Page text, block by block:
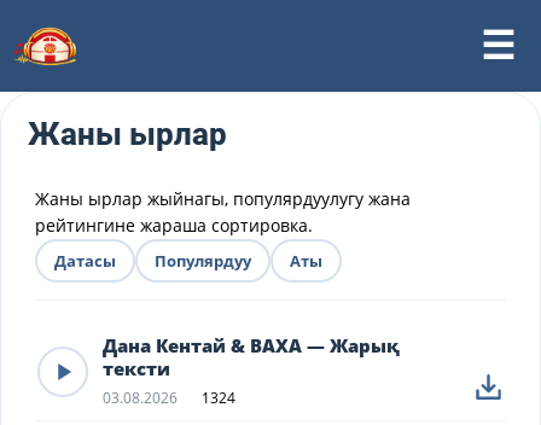
Жаны ырлар
Жаны ырлар жыйнагы, популярдуулугу жана
рейтингине жараша сортировка.
Датасы Популярдуу Аты
Дана Кентай & BAXA — Жарық
тексти
03.08.2026 1324